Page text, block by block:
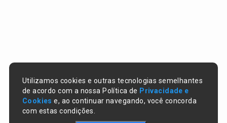
Utilizamos cookies e outras tecnologias semelhantes
de acordo com a nossa Política de Privacidade e
Cookies e, ao continuar navegando, você concorda
com estas condições.